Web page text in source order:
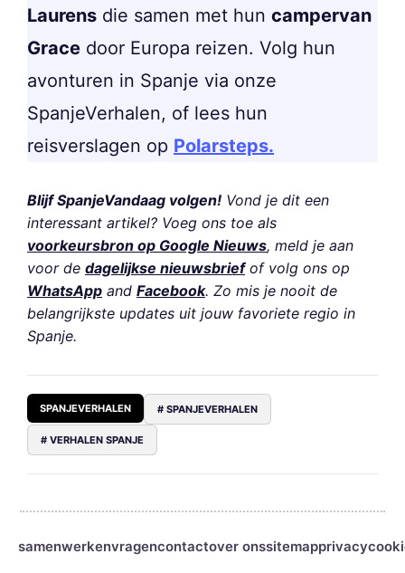
Laurens die samen met hun campervan
Grace door Europa reizen. Volg hun
avonturen in Spanje via onze
SpanjeVerhalen, of lees hun
reisverslagen op Polarsteps.
Blijf SpanjeVandaag volgen! Vond je dit een
interessant artikel? Voeg ons toe als
voorkeursbron op Google Nieuws, meld je aan
voor de dagelijkse nieuwsbriefof volg ons op
WhatsApp and Facebook. Zo mis je nooit de
belangrijkste updates uit jouw favoriete regio in
Spanje.
SPANJEVERHALEN # SPANJEVERHALEN
# VERHALEN SPANJE
samenwerkenvragencontactover onssitemapprivacy